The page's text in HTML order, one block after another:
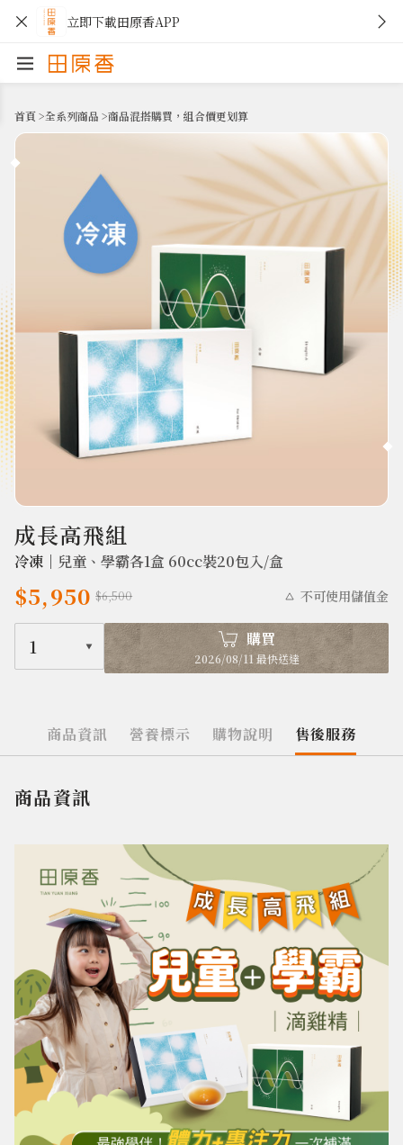
立即下載田原香APP
首頁>全系列商品 >商品混搭購買，組合價更划算
成長高飛組
冷凍｜ 兒童、學霸各1盒 60cc裝20包入/盒
$5,950 $6,500 不可使用儲值金
1 購買
2026/08/11 最快送達
商品資訊 營養標示 購物說明 售後服務
商品資訊